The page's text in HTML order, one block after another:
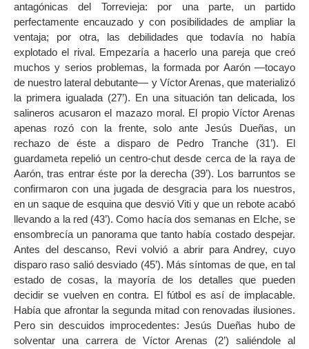
antagónicas del Torrevieja: por una parte, un partido
perfectamente encauzado y con posibilidades de ampliar la
ventaja; por otra, las debilidades que todavía no había
explotado el rival. Empezaría a hacerlo una pareja que creó
muchos y serios problemas, la formada por Aarón —tocayo
de nuestro lateral debutante— y Víctor Arenas, que materializó
la primera igualada (27’). En una situación tan delicada, los
salineros acusaron el mazazo moral. El propio Víctor Arenas
apenas rozó con la frente, solo ante Jesús Dueñas, un
rechazo de éste a disparo de Pedro Tranche (31’). El
guardameta repelió un centro-chut desde cerca de la raya de
Aarón, tras entrar éste por la derecha (39’). Los barruntos se
confirmaron con una jugada de desgracia para los nuestros,
en un saque de esquina que desvió Viti y que un rebote acabó
llevando a la red (43’). Como hacía dos semanas en Elche, se
ensombrecía un panorama que tanto había costado despejar.
Antes del descanso, Revi volvió a abrir para Andrey, cuyo
disparo raso salió desviado (45’). Más síntomas de que, en tal
estado de cosas, la mayoría de los detalles que pueden
decidir se vuelven en contra. El fútbol es así de implacable.
Había que afrontar la segunda mitad con renovadas ilusiones.
Pero sin descuidos improcedentes: Jesús Dueñas hubo de
solventar una carrera de Víctor Arenas (2’) saliéndole al